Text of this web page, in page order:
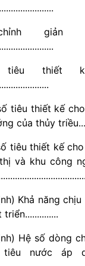
thiết
tiêu thiết kế
của thủy
tiêu thiết kế
và khu công
Khả năng
Hệ số dòng
nước áp